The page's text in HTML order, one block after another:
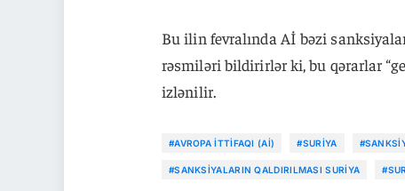
Bu ilin fevralında Aİ bəzi
rəsmiləri bildirirlər ki, bu qərarlar
izlənilir.
#AVROPA İTTIFAQI (Aİ) #SURIYA
#SANKSIYALARIN QALDIRILMASI SURIYA